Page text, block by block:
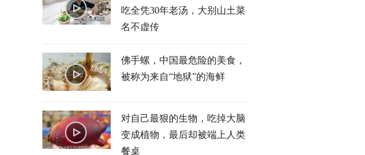
吃全凭30年老汤，大别山土菜
名不虚传
佛手螺，中国最危险的美食，
被称为来自“地狱”的海鲜
对自己最狠的生物，吃掉大脑
变成植物，最后却被端上人类
餐桌